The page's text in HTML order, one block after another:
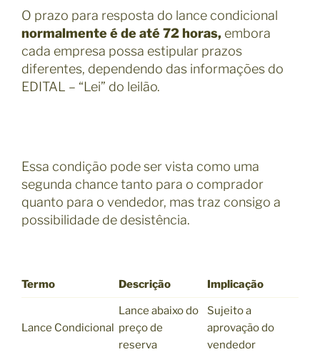
O prazo para resposta do lance condicional
normalmente é de até 72 horas, embora
cada empresa possa estipular prazos
diferentes, dependendo das informações do
EDITAL – “Lei” do leilão.
Essa condição pode ser vista como uma
segunda chance tanto para o comprador
quanto para o vendedor, mas traz consigo a
possibilidade de desistência.
Termo Descrição Implicação
Lance Condicional
Lance abaixo do
preço de
reserva
Sujeito a
aprovação do
vendedor